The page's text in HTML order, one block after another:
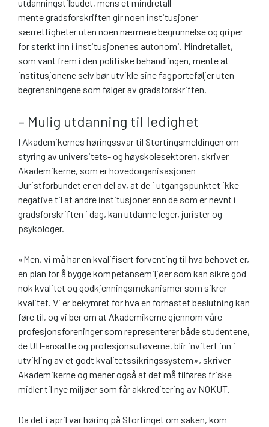
utdanningstilbudet, mens et mindretall
mente gradsforskriften gir noen institusjoner
særrettigheter uten noen nærmere begrunnelse og griper
for sterkt inn i institusjonenes autonomi. Mindretallet,
som vant frem i den politiske behandlingen, mente at
institusjonene selv bør utvikle sine fagporteføljer uten
begrensningene som følger av gradsforskriften.
– Mulig utdanning til ledighet
I Akademikernes høringssvar til Stortingsmeldingen om
styring av universitets- og høyskolesektoren, skriver
Akademikerne, som er hovedorganisasjonen
Juristforbundet er en del av, at de i utgangspunktet ikke
negative til at andre institusjoner enn de som er nevnt i
gradsforskriften i dag, kan utdanne leger, jurister og
psykologer.
«Men, vi må har en kvalifisert forventing til hva behovet er,
en plan for å bygge kompetansemiljøer som kan sikre god
nok kvalitet og godkjenningsmekanismer som sikrer
kvalitet. Vi er bekymret for hva en forhastet beslutning kan
føre til, og vi ber om at Akademikerne gjennom våre
profesjonsforeninger som representerer både studentene,
de UH-ansatte og profesjonsutøverne, blir invitert inn i
utvikling av et godt kvalitetssikringssystem», skriver
Akademikerne og mener også at det må tilføres friske
midler til nye miljøer som får akkreditering av NOKUT.
Da det i april var høring på Stortinget om saken, kom